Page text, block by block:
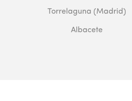
Torrelaguna (Madrid)
Albacete